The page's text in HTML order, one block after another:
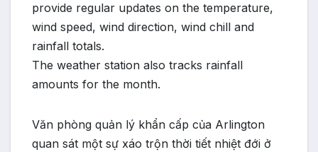
provide regular updates on the temperature,
wind speed, wind direction, wind chill and
rainfall totals.
The weather station also tracks rainfall
amounts for the month.
Văn phòng quản lý khẩn cấp của Arlington
quan sát một sự xáo trộn thời tiết nhiệt đới ở